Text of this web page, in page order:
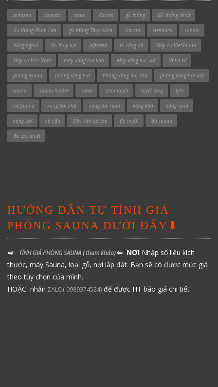
amazon canada cedar Coasts gỗ thông Gỗ thông Nhật
Gỗ thông Phần Lan gỗ thông Thụy Điển Harvia Hemlock Hinoki
hồng ngoại hồ thủy lực Infrared lò xông đá Máy cơ VietSauna
Máy cơ Việt Nam máy xông hơi khô Máy xông hơi ướt Nhiệt kế
phòng sauna phòng xông hơi Phòng xông hơi khô phòng xông hơi ướt
sauna sauna heater sawo steambath tuyết tùng tylo
vietsauna xông hơi khô xông hơi lạnh xông khô xông lạnh
xông ướt xả cặn Độc cần bờ tây đá muối đá sauna
đá tạo nhiệt
HƯỚNG DẪN TỰ TÍNH GIÁ
PHÒNG SAUNA DƯỚI ĐÂY⬇
⇨ TÍNH GIÁ PHÒNG SAUNA( tham khảo)⇦ NƠI Nhập số liệu kích
thước, máy Sauna, loại gỗ, nơi lắp đặt. Bạn sẽ có được mức giá
theo tùy chọn của mình.
HOẶC nhắn ZALO( 0989374524) để được HT báo giá chi tiết